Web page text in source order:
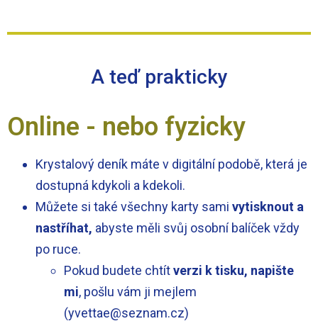
A teď prakticky
Online - nebo fyzicky
Krystalový deník máte v digitální podobě, která je
dostupná kdykoli a kdekoli.
Můžete si také všechny karty sami vytisknout a
nastříhat, abyste měli svůj osobní balíček vždy
po ruce.
Pokud budete chtítverzi k tisku, napište
mi, pošlu vám ji mejlem
(yvettae@seznam.cz)